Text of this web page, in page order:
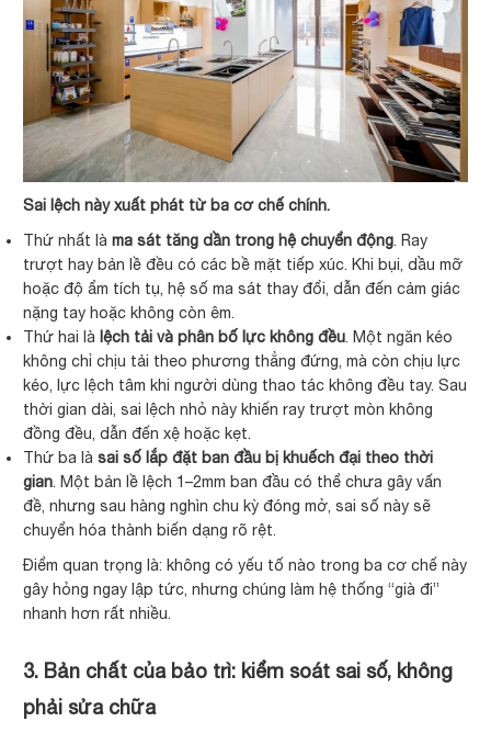
Sai lệch này xuất phát từ ba cơ chế chính.
Thứ nhất làma sát tăng dần trong hệ chuyển động. Ray
trượt hay bản lề đều có các bề mặt tiếp xúc. Khi bụi, dầu mỡ
hoặc độ ẩm tích tụ, hệ số ma sát thay đổi, dẫn đến cảm giác
nặng tay hoặc không còn êm.
Thứ hai là lệch tải và phân bố lực không đều. Một ngăn kéo
không chỉ chịu tải theo phương thẳng đứng, mà còn chịu lực
kéo, lực lệch tâm khi người dùng thao tác không đều tay. Sau
thời gian dài, sai lệch nhỏ này khiến ray trượt mòn không
đồng đều, dẫn đến xệ hoặc kẹt.
Thứ ba làsai số lắp đặt ban đầu bị khuếch đại theo thời
gian. Một bản lề lệch 1–2mm ban đầu có thể chưa gây vấn
đề, nhưng sau hàng nghìn chu kỳ đóng mở, sai số này sẽ
chuyển hóa thành biến dạng rõ rệt.
Điểm quan trọng là: không có yếu tố nào trong ba cơ chế này
gây hỏng ngay lập tức, nhưng chúng làm hệ thống “già đi”
nhanh hơn rất nhiều.
3. Bản chất của bảo trì: kiểm soát sai số, không
phải sửa chữa